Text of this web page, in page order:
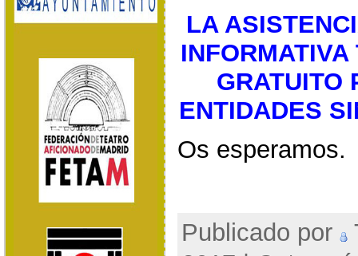
LA
GRATUITO
ENTIDADES
Os esperamos.
Publicado por